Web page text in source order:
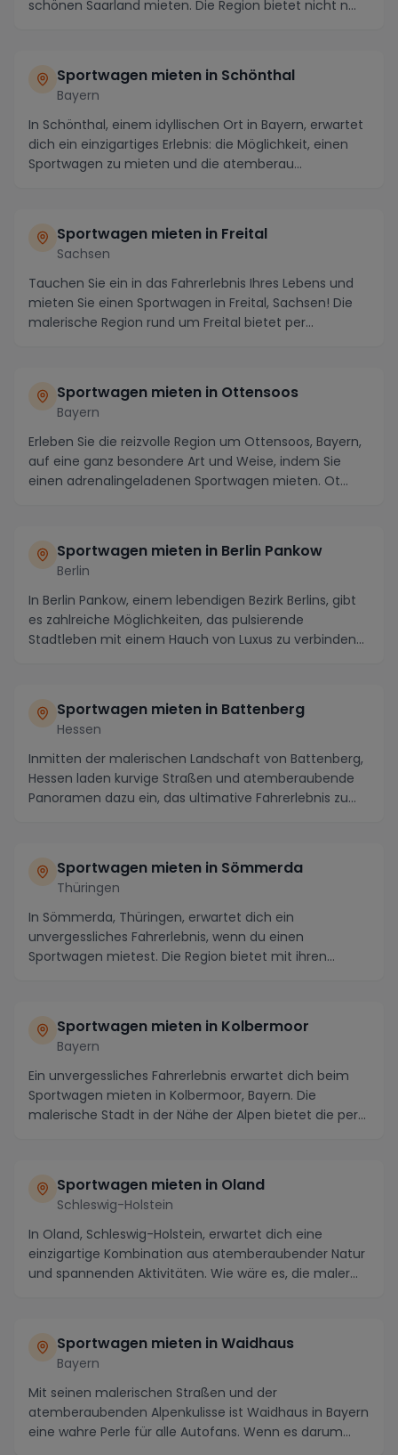
schönen Saarland mieten. Die Region bietet nicht n...
Sportwagen mieten in Schönthal
Bayern
In Schönthal, einem idyllischen Ort in Bayern, erwartet
dich ein einzigartiges Erlebnis: die Möglichkeit, einen
Sportwagen zu mieten und die atemberau...
Sportwagen mieten in Freital
Sachsen
Tauchen Sie ein in das Fahrerlebnis Ihres Lebens und
mieten Sie einen Sportwagen in Freital, Sachsen! Die
malerische Region rund um Freital bietet per...
Sportwagen mieten in Ottensoos
Bayern
Erleben Sie die reizvolle Region um Ottensoos, Bayern,
auf eine ganz besondere Art und Weise, indem Sie
einen adrenalingeladenen Sportwagen mieten. Ot...
Sportwagen mieten in Berlin Pankow
Berlin
In Berlin Pankow, einem lebendigen Bezirk Berlins, gibt
es zahlreiche Möglichkeiten, das pulsierende
Stadtleben mit einem Hauch von Luxus zu verbinden...
Sportwagen mieten in Battenberg
Hessen
Inmitten der malerischen Landschaft von Battenberg,
Hessen laden kurvige Straßen und atemberaubende
Panoramen dazu ein, das ultimative Fahrerlebnis zu...
Sportwagen mieten in Sömmerda
Thüringen
In Sömmerda, Thüringen, erwartet dich ein
unvergessliches Fahrerlebnis, wenn du einen
Sportwagen mietest. Die Region bietet mit ihren
Sportwagen mieten in Kolbermoor
Bayern
Ein unvergessliches Fahrerlebnis erwartet dich beim
Sportwagen mieten in Kolbermoor, Bayern. Die
malerische Stadt in der Nähe der Alpen bietet die per...
Sportwagen mieten in Oland
Schleswig-Holstein
In Oland, Schleswig-Holstein, erwartet dich eine
einzigartige Kombination aus atemberaubender Natur
und spannenden Aktivitäten. Wie wäre es, die maler...
Sportwagen mieten in Waidhaus
Bayern
Mit seinen malerischen Straßen und der
atemberaubenden Alpenkulisse ist Waidhaus in Bayern
eine wahre Perle für alle Autofans. Wenn es darum